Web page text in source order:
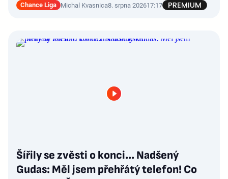
Chance Liga Michal Kvasnica8. srpna 202617:17
Šířily se zvěsti o konci... Nadšený
Gudas: Měl jsem přehřátý telefon! Co